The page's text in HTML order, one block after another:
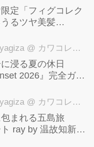
定「フィグコレク
るツヤ美髪
@ カワコレメディア編集部
浸る夏の休日
2026』完全ガイ
@ カワコレメディア編集部
まれる五島旅
ray by 温故知新」